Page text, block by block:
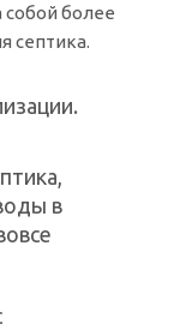
собой более
септика.
в